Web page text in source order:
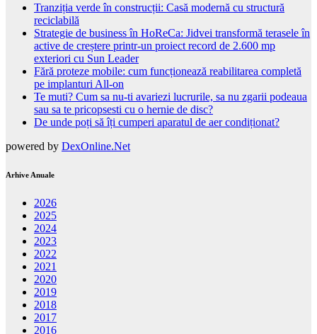
Tranziția verde în construcții: Casă modernă cu structură
reciclabilă
Strategie de business în HoReCa: Jidvei transformă terasele în
active de creștere printr-un proiect record de 2.600 mp
exteriori cu Sun Leader
Fără proteze mobile: cum funcționează reabilitarea completă
pe implanturi All-on
Te muti? Cum sa nu-ti avariezi lucrurile, sa nu zgarii podeaua
sau sa te pricopsesti cu o hernie de disc?
De unde poți să îți cumperi aparatul de aer condiționat?
powered by DexOnline.Net
Arhive Anuale
2026
2025
2024
2023
2022
2021
2020
2019
2018
2017
2016